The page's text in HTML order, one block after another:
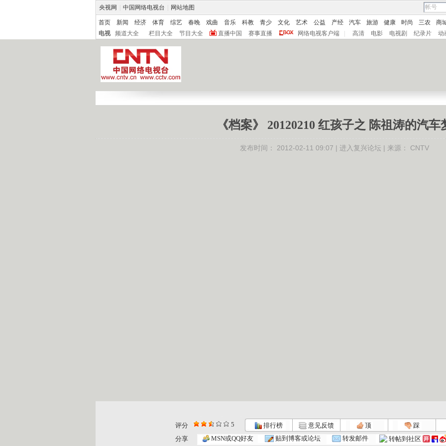
央视网 中国网络电视台 网站地图
首页 新闻 经济 体育 综艺 春晚 戏曲 音乐 科教 青少 文化 艺术 公益 产经 汽车 旅游 健康 时尚 三农
商
电视
频道大全 栏目大全 节目大全 直播中国 赛事直播 网络电视客户端 高清 电影 电视剧 纪录片 动
《档案》 20120210 红孩子之 陈祖涛的汽车
发布时间： 2012-02-11 09:07 | 进入复兴论坛 | 来源： CNTV
评分 5 排行榜 意见反馈 顶
踩
分享
MSN或QQ好友 贴到博客或论坛 转发邮件 转帖到社区